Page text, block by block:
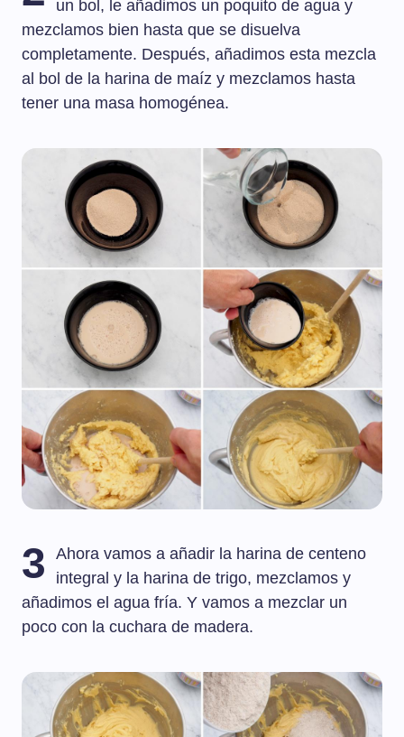
un bol, le añadimos un poquito de agua y
mezclamos bien hasta que se disuelva
completamente. Después, añadimos esta mezcla
al bol de la harina de maíz y mezclamos hasta
tener una masa homogénea.
3
Ahora vamos a añadir la harina de centeno
integral y la harina de trigo, mezclamos y
añadimos el agua fría. Y vamos a mezclar un
poco con la cuchara de madera.